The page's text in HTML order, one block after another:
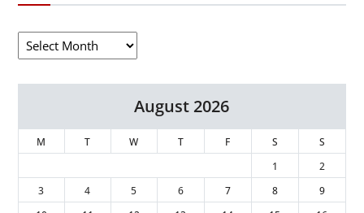
August 2026
M T W T F S
S
1
2
3
4 5 6 7 8
9